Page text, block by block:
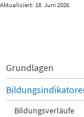
Aktualisiert: 18. Juni 2026
Navigation
überspringen
Grundlagen
Bildungsverläufe